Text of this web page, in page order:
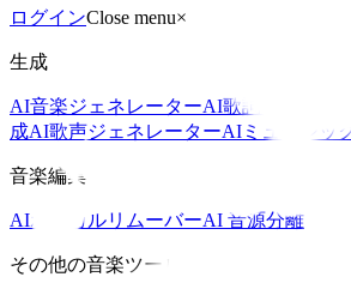
ログインClose menu×
生成
AI音楽ジェネレーターAI歌詞ジェネレ
成AI歌声ジェネレーターAIミュージッ
音楽編集
AIボーカルリムーバーAI 音源分離
その他の音楽ツール